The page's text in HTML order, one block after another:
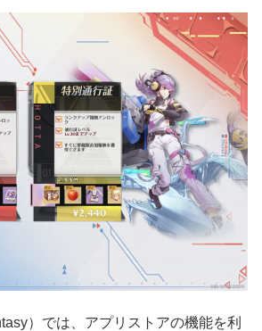
）では、アプリストアの機能を利